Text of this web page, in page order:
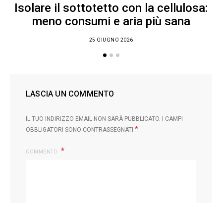
Isolare il sottotetto con la cellulosa:
meno consumi e aria più sana
25 GIUGNO 2026
LASCIA UN COMMENTO
IL TUO INDIRIZZO EMAIL NON SARÀ PUBBLICATO. I CAMPI
OBBLIGATORI SONO CONTRASSEGNATI *
COMMENTO